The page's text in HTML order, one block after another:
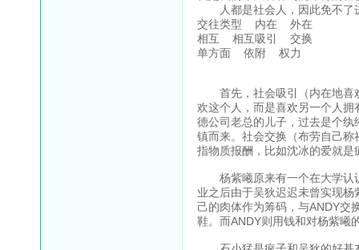
人都是社会人，因此免不了
交往类型 内在 外在
相互 相互吸引 交换
单方面 依附 权力
首先，社会吸引（内在地喜
欢这个人，而是喜欢另一个人
德公司老总的儿子，过去是个
镇而来。社会交换（布劳自己
指物质报酬，比如沈冰的爱就
杨紫曦原来有一个在大学认
业之后由于吴狄迟迟未曾实现
己的肉体作为筹码，与ANDY交
鞋。而ANDY则用钱和对杨紫曦